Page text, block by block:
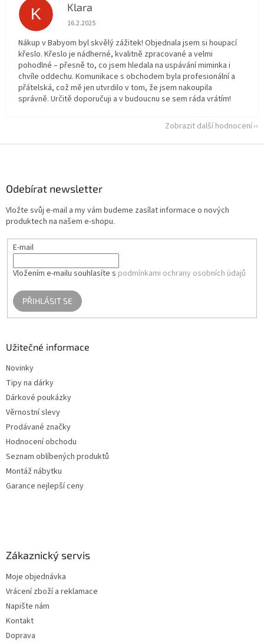
K Klara
Hodnocení obchodu je 5 z 5 hvězdiček.
16.2.2025
Nákup v Babyom byl skvělý zážitek! Objednala jsem si houpací
křeslo. Křeslo je nádherné, kvalitně zpracované a velmi
pohodlné – přesně to, co jsem hledala na uspávání miminka i
chvíle oddechu. Komunikace s obchodem byla profesionální a
přátelská, což mě jen utvrdilo v tom, že jsem nakoupila
správně. Určitě doporučuji a v budoucnu se sem ráda vrátím!
Zobrazit další hodnocení
Odebírat newsletter
Vložte svůj e-mail a my vám budeme zasílat informace o nových
produktech na našem e-shopu.
E-mail
Vložením e-mailu souhlasíte s podmínkami ochrany osobních údajů
PŘIHLÁSIT SE
Užitečné informace
Novinky
Tipy na dárky
Dárkové poukázky
Věrnostní slevy
Prodávané značky
Hodnocení obchodu
Seznam oblíbených produktů
Montáž nábytku
Garance nejlepší ceny
Zákaznický servis
Moje objednávka
Vrácení zboží a reklamace
Napište nám
Kontakt
Doprava